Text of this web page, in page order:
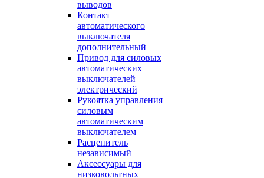
выводов
Контакт
автоматического
выключателя
дополнительный
Привод для силовых
автоматических
выключателей
электрический
Рукоятка управления
силовым
автоматическим
выключателем
Расцепитель
независимый
Аксессуары для
низковольтных